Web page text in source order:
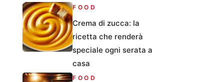
FOOD
Crema di zucca: la
ricetta che renderà
speciale ogni serata a
casa
FOOD